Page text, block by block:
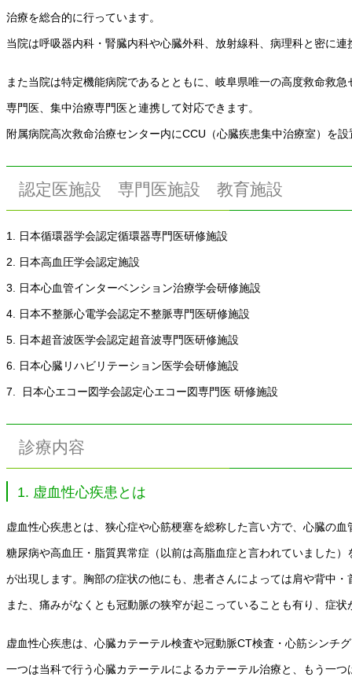
治療を総合的に行っています。
当院は呼吸器内科・腎臓内科や心臓外科、放射線科、病理科と密に
また当院は特定機能病院であるとともに、岐阜県唯一の高度救命救
専門医、集中治療専門医と連携して対応できます。
附属病院高次救命治療センター内にCCU（心臓疾患集中治療室）を
認定医施設 専門医施設 教育施設
1. 日本循環器学会認定循環器専門医研修施設
2. 日本高血圧学会認定施設
3. 日本心血管インターベンション治療学会研修施設
4. 日本不整脈心電学会認定不整脈専門医研修施設
5. 日本超音波医学会認定超音波専門医研修施設
6. 日本心臓リハビリテーション医学会研修施設
7. 日本心エコー図学会認定心エコー図専門医 研修施設
診療内容
1. 虚血性心疾患とは
虚血性心疾患とは、狭心症や心筋梗塞を総称した言い方で、心臓の
糖尿病や高血圧・脂質異常症（以前は高脂血症と言われていました
が出現します。胸部の症状の他にも、患者さんによっては肩や背中
また、痛みがなくとも冠動脈の狭窄が起こっていることも有り、症
虚血性心疾患は、心臓カテーテル検査や冠動脈CT検査・心筋シンチ
一つは当科で行う心臓カテーテルによるカテーテル治療と、もう一